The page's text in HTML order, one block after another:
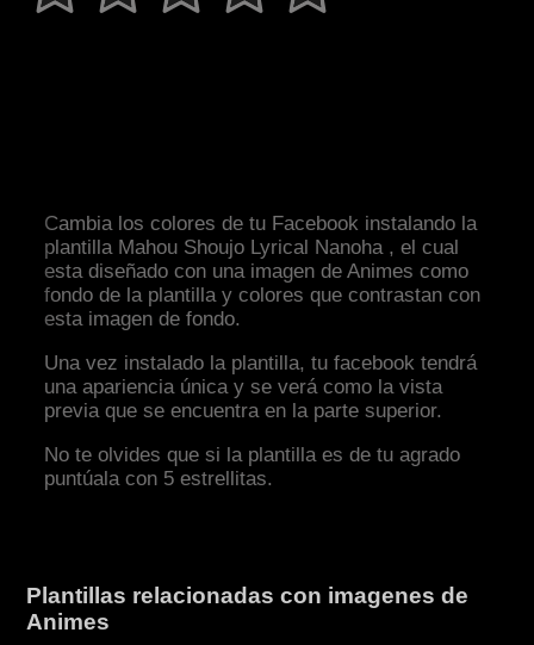
Cambia los colores de tu Facebook instalando la
plantilla Mahou Shoujo Lyrical Nanoha , el cual
esta diseñado con una imagen de Animes como
fondo de la plantilla y colores que contrastan con
esta imagen de fondo.
Una vez instalado la plantilla, tu facebook tendrá
una apariencia única y se verá como la vista
previa que se encuentra en la parte superior.
No te olvides que si la plantilla es de tu agrado
puntúala con 5 estrellitas.
Plantillas relacionadas con imagenes de
Animes